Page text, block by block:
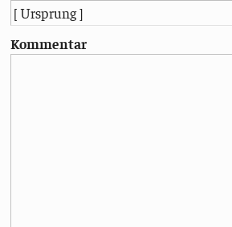
Kommentar